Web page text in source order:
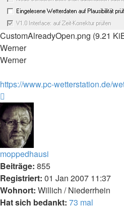
CustomAlreadyOpen.png (9.21
Werner
Werner
https://www.pc-wetterstation.de/
oben
moppedhausi
Beiträge: 855
Registriert: 01 Jan 2007 11:37
Wohnort: Willich / Niederrhein
Hat sich bedankt: 73 mal